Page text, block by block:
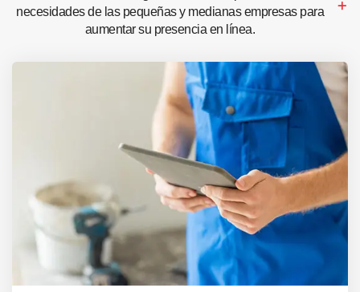
necesidades de las pequeñas y medianas empresas para
aumentar su presencia en línea.